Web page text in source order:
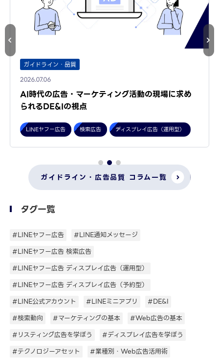
ガイドライン・品質
2026.07.06
AI時代の広告・マーケティング活動の現場に求め
られるDE&Iの視点
LINEヤフー広告 検索広告 ディスプレイ広告（運用型）
ガイドライン・広告品質 コラム一覧
タグ一覧
#LINEヤフー広告
#LINE通知メッセージ
#LINEヤフー広告 検索広告
#LINEヤフー広告 ディスプレイ広告（運用型）
#LINEヤフー広告 ディスプレイ広告（予約型）
#LINE公式アカウント
#LINEミニアプリ
#DE&I
#検索動向
#マーケティングの基本
#Web広告の基本
#リスティング広告を学ぼう
#ディスプレイ広告を学ぼう
#テクノロジーアセット
#業種別・Web広告活用術